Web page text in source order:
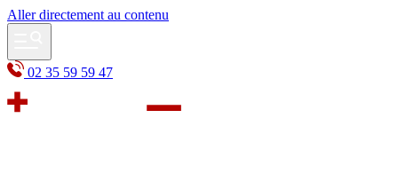
Aller directement au contenu
02 35 59 59 47